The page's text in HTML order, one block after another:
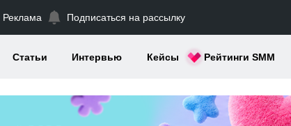
Реклама Подписаться на рассылку
Статьи Интервью Кейсы Рейтинги SMM